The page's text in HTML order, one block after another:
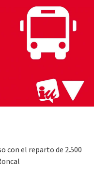
con el reparto de 2.500